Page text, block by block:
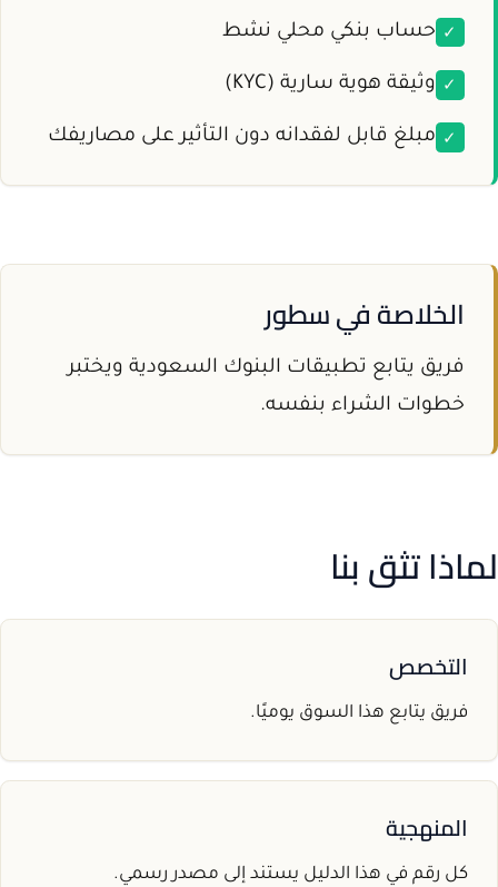
✓ حساب بنكي محلي نشط
✓ وثيقة هوية سارية (KYC)
✓ مبلغ قابل لفقدانه دون التأثير على مصاريفك
الخلاصة في سطور
فريق يتابع تطبيقات البنوك السعودية ويختبر
خطوات الشراء بنفسه.
لماذا تثق بنا
التخصص
فريق يتابع هذا السوق يوميًا.
المنهجية
كل رقم في هذا الدليل يستند إلى مصدر رسمي.